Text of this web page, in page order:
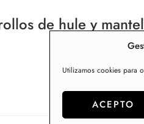
Utilizamos cookies para
ACEPTO
de hule y